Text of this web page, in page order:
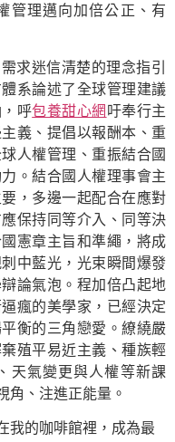
管理邁向加倍公正、有
求迷信清楚的理念指引
系論述了全球管理建議
呼包養甜心網吁奉行主
義、提倡以報酬本、重
人權管理、重振結合國
。結合國人權理事會主
，多邊一起配合在應對
保持同等介入、同等決
憲章主旨和準繩，將成
中藍光，光束瞬間爆發
論氣泡。程加倍凸起地
瘋的美學家，已經決定
衡的三角戀愛。繚繞嚴
殖平易近主義、種族輕
天氣變更與人權等新課
角、注進正能量。
我的咖啡館裡，成為最